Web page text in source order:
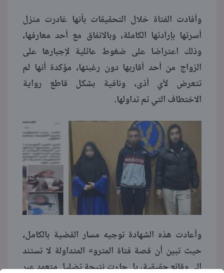
وأفادت الفتاة خلال التحقيقات بأنها غادرت منزل
أسرتها بإرادتها الكاملة، وبالاتفاق مع أحد معارفها،
وذلك اعتراضا على ضغوط عائلية لإجبارها على
الزواج من أحد أقاربها دون رغبتها، مؤكدة أنها لم
تتعرض لأي أذى، ونافية بشكل قاطع رواية
الاختطاف التي تم تداولها.
وأعادت هذه الشهادة توجيه مسار القضية بالكامل،
حيث تبين أن قصة فتاة المترو» المتداولة لا تستند
إلى وقائع حقيقية، بل جاءت نتيجة تضليل متعمد عبر